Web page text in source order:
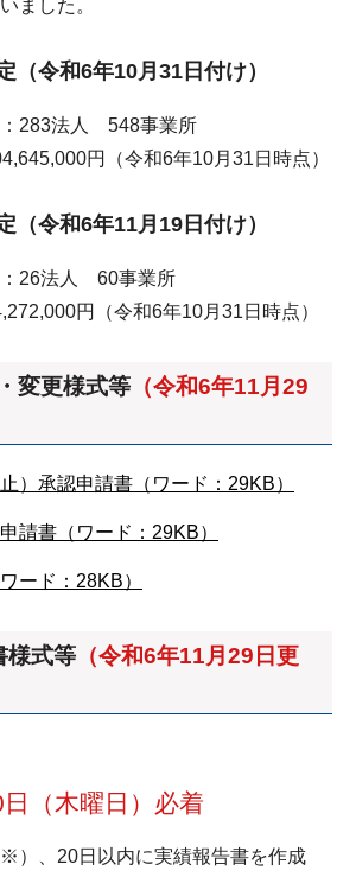
ました。
（令和6年10月31日付け）
283法人 548事業所
円（令和6年10月31日時点）
（令和6年11月19日付け）
：26法人 60事業所
円（令和6年10月31日時点）
変更様式等 （令和6年11月29
）承認申請書（ワード：29KB）
請書（ワード：29KB）
ード：28KB）
様式等 （令和6年11月29日更
（木曜日）必着
）、20日以内に実績報告書を作成